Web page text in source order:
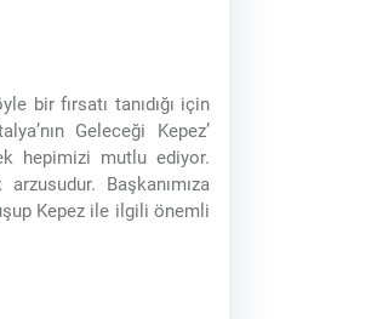
bir fırsatı tanıdığı için
Geleceği Kepez’
hepimizi mutlu ediyor.
Başkanımıza
Kepez ile ilgili önemli